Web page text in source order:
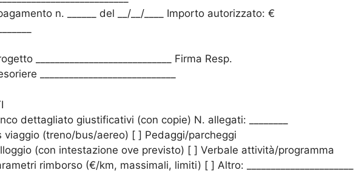
n. ______ del __/__/____ Importo autorizzato: €
____________________________ Firma Resp.
____________________________
dettagliato giustificativi (con copie) N. allegati: ________
viaggio (treno/bus/aereo) [ ] Pedaggi/parcheggi
(con intestazione ove previsto) [ ] Verbale attività/programma
rimborso (€/km, massimali, limiti) [ ] Altro: ______________________